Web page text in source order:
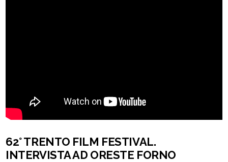
62° TRENTO FILM FESTIVAL.
INTERVISTA AD ORESTE FORNO